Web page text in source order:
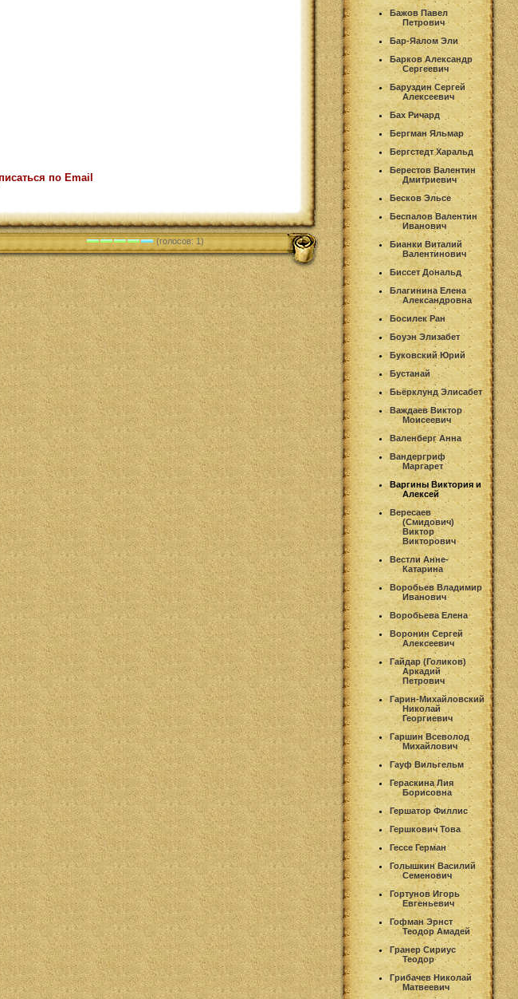
по Email
(голосов: 1)
Бажов Павел
Петрович
Бар-Яалом Эли
Барков Александр
Сергеевич
Баруздин Сергей
Алексеевич
Бах Ричард
Бергман Яльмар
Бергстедт Харальд
Берестов Валентин
Дмитриевич
Бесков Эльсе
Беспалов Валентин
Иванович
Бианки Виталий
Валентинович
Биссет Дональд
Благинина Елена
Александровна
Босилек Ран
Боуэн Элизабет
Буковский Юрий
Бустанай
Бьёрклунд Элисабет
Важдаев Виктор
Моисеевич
Валенберг Анна
Вандергриф
Маргарет
Варгины Виктория и
Алексей
Вересаев
(Смидович)
Виктор
Викторович
Вестли Анне-
Катарина
Воробьев Владимир
Иванович
Воробьева Елена
Воронин Сергей
Алексеевич
Гайдар (Голиков)
Аркадий
Петрович
Гарин-Михайловский
Николай
Георгиевич
Гаршин Всеволод
Михайлович
Гауф Вильгельм
Гераскина Лия
Борисовна
Гершатор Филлис
Гершкович Това
Гессе Герман
Голышкин Василий
Семенович
Гортунов Игорь
Евгеньевич
Гофман Эрнст
Теодор Амадей
Гранер Сириус
Теодор
Грибачев Николай
Матвеевич